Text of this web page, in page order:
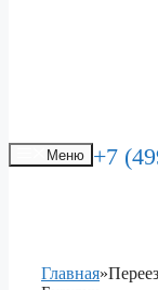
Меню +7
Главная»